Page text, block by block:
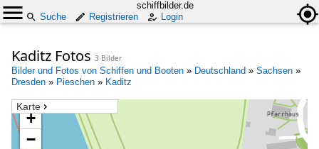
schiffbilder.de
Suche
Registrieren Login
Kaditz Fotos 3 Bilder
Bilder und Fotos von Schiffen und Booten » Deutschland » Sachsen »
Dresden » Pieschen » Kaditz
Karte
+
−